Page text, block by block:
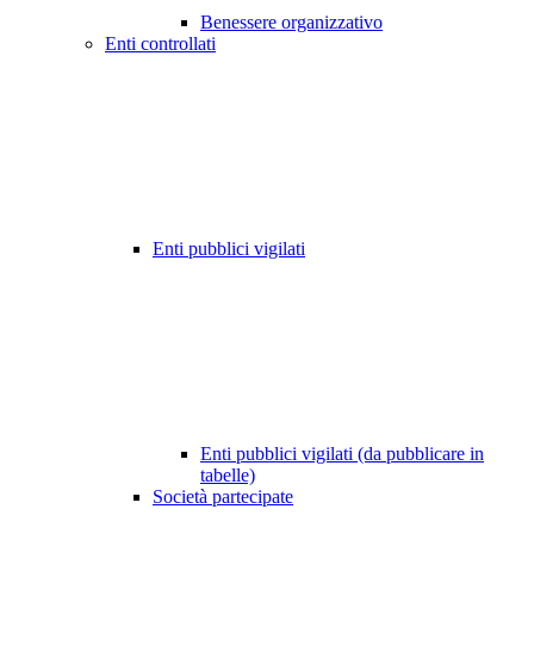
Benessere organizzativo
Enti controllati
Enti pubblici vigilati
Enti pubblici vigilati (da pubblicare in
tabelle)
Società partecipate